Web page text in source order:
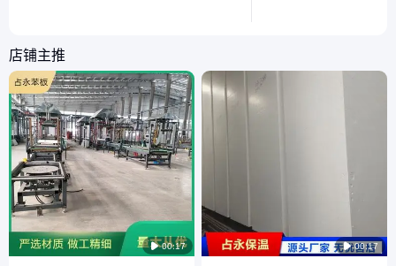
店铺主推
 00:17  00:17